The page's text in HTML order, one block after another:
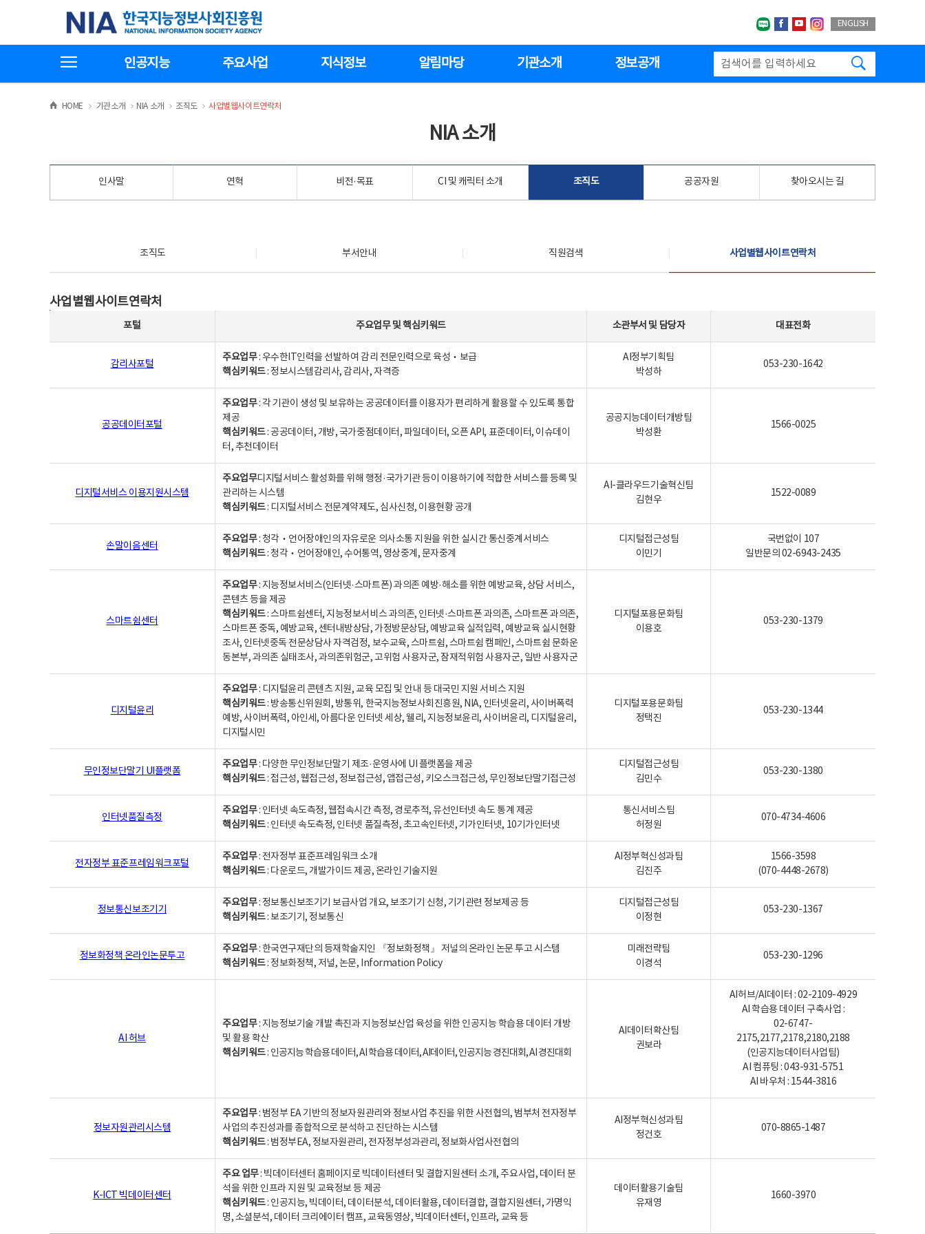
기
한국지능정보사회진흥원
네이버블로그
페이스북
유투브인스타그랩
ENGLISH
인공지능 주요사업 지식정보 알림마당 기관소개 정보공개
HOME >
기관소개 >NIA 소개 >
조직도 >
사업별웹사이트연락처
NIA 소개
인사말 연혁 비전·목표 CI 및 캐릭터 소개 조직도 공공자원 찾아오시는 길
조직도 부서안내 직원검색 사업별웹사이트연락처
사업별웹사이트연락처
포털 주요업무및핵심키워드 소관부서 및 담당자 대표전화
감리사포털
주요업무: 우수한IT인력을 선발하여 감리 전문인력으로 육성‧보급
핵심키워드: 정보시스템감리사, 감리사, 자격증
AI정부기획팀
박성하
053-230-1642
공공데이터포털
주요업무: 각 기관이 생성 및 보유하는 공공데이터를 이용자가 편리하게 활용할 수 있도록 통합
제공
핵심키워드: 공공데이터, 개방, 국가중점데이터, 파일데이터, 오픈 API, 표준데이터, 이슈데이
터, 추천데이터
공공지능데이터개방팀
박성환
1566-0025
디지털서비스 이용지원시스템
주요업무디지털서비스 활성화를 위해 행정·국가기관 등이 이용하기에 적합한 서비스를 등록 및
관리하는 시스템
핵심키워드: 디지털서비스 전문계약제도, 심사신청, 이용현황 공개
AI-클라우드기술혁신팀
김현우
1522-0089
손말이음센터
주요업무: 청각‧언어장애인의 자유로운 의사소통 지원을 위한 실시간 통신중계서비스
핵심키워드: 청각‧언어장애인, 수어통역, 영상중계, 문자중계
디지털접근성팀
이민기
국번없이 107
일반문의 02-6943-2435
스마트쉼센터
주요업무: 지능정보서비스(인터넷·스마트폰) 과의존 예방·해소를 위한 예방교육, 상담 서비스,
콘텐츠 등을 제공
핵심키워드: 스마트쉼센터, 지능정보서비스 과의존, 인터넷·스마트폰 과의존, 스마트폰 과의존,
스마트폰 중독, 예방교육, 센터내방상담, 가정방문상담, 예방교육 실적입력, 예방교육 실시현황
조사, 인터넷중독 전문상담사 자격검정, 보수교육, 스마트쉼, 스마트쉼 캠페인, 스마트쉼 문화운
동본부, 과의존 실태조사, 과의존위험군, 고위험 사용자군, 잠재적위험 사용자군, 일반 사용자군
디지털포용문화팀
이용호
053-230-1379
디지털윤리
주요업무: 디지털윤리 콘텐츠 지원, 교육 모집 및 안내 등 대국민 지원 서비스 지원
핵심키워드: 방송통신위원회, 방통위, 한국지능정보사회진흥원, NIA, 인터넷윤리, 사이버폭력
예방, 사이버폭력, 아인세, 아름다운 인터넷 세상, 웰리, 지능정보윤리, 사이버윤리, 디지털윤리,
디지털시민
디지털포용문화팀
정택진
053-230-1344
무인정보단말기 UI플랫폼
주요업무: 다양한 무인정보단말기 제조·운영사에 UI 플랫폼을 제공
핵심키워드: 접근성, 웹접근성, 정보접근성, 앱접근성, 키오스크접근성, 무인정보단말기접근성
디지털접근성팀
김민수
053-230-1380
인터넷품질측정
주요업무: 인터넷 속도측정, 웹접속시간 측정, 경로추적, 유선인터넷 속도 통계 제공
핵심키워드: 인터넷 속도측정, 인터넷 품질측정, 초고속인터넷, 기가인터넷, 10기가인터넷
통신서비스팀
허정원
070-4734-4606
전자정부 표준프레임워크포털
주요업무: 전자정부 표준프레임워크 소개
핵심키워드: 다운로드, 개발가이드 제공, 온라인 기술지원
AI정부혁신성과팀
김진주
1566-3598
(070-4448-2678)
정보통신보조기기
주요업무: 정보통신보조기기 보급사업 개요, 보조기기 신청, 기기관련 정보제공 등
핵심키워드: 보조기기, 정보통신
디지털접근성팀
이정현
053-230-1367
정보화정책 온라인논문투고
주요업무: 한국연구재단의 등재학술지인 『정보화정책』 저널의 온라인 논문 투고 시스템
핵심키워드: 정보화정책, 저널, 논문, Information Policy
미래전략팀
이경석
053-230-1296
AI 허브
주요업무: 지능정보기술 개발 촉진과 지능정보산업 육성을 위한 인공지능 학습용 데이터 개방
및 활용 확산
핵심키워드: 인공지능 학습용 데이터, AI 학습용 데이터, AI데이터, 인공지능 경진대회, AI 경진대회
AI데이터확산팀
권보라
AI허브/AI데이터 : 02-2109-4929
AI 학습용 데이터 구축사업 :
02-6747-
2175,2177,2178,2180,2188
(인공지능데이터사업팀)
AI 컴퓨팅 : 043-931-5751
AI 바우처 : 1544-3816
정보자원관리시스템
주요업무: 범정부 EA 기반의 정보자원관리와 정보사업 추진을 위한 사전협의, 범부처 전자정부
사업의 추진성과를 종합적으로 분석하고 진단하는 시스템
핵심키워드: 범정부EA, 정보자원관리, 전자정부성과관리, 정보화사업사전협의
AI정부혁신성과팀
정건호
070-8865-1487
K-ICT 빅데이터센터
주요 업무: 빅데이터센터 홈페이지로 빅데이터센터 및 결합지원센터 소개, 주요사업, 데이터 분
석을 위한 인프라 지원 및 교육정보 등 제공
핵심키워드: 인공지능, 빅데이터, 데이터분석, 데이터활용, 데이터결합, 결합지원센터, 가명익
명, 소셜분석, 데이터 크리에이터 캠프, 교육동영상, 빅데이터센터, 인프라, 교육 등
데이터활용기술팀
유재영
1660-3970